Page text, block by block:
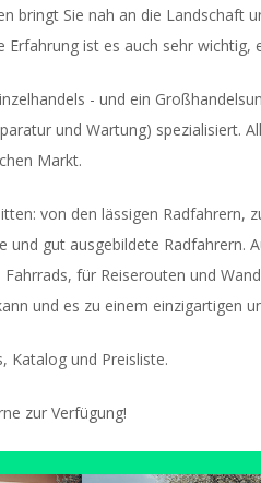
bringt Sie nah an die Landschaft
ist es auch sehr wichtig,
- und ein
und Wartung) spezialisiert.
Markt.
von den lässigen Radfahrern,
und gut ausgebildete Radfahrern.
für Reiserouten und
und es zu einem einzigartigen
Katalog und Preisliste.
zur Verfügung!